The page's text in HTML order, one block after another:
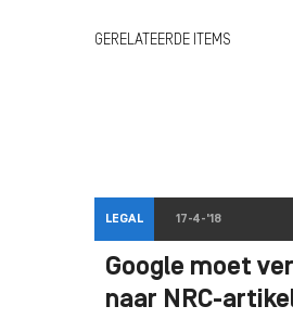
GERELATEERDE ITEMS
LEGAL 17-4-'18
Google moet
naar NRC-